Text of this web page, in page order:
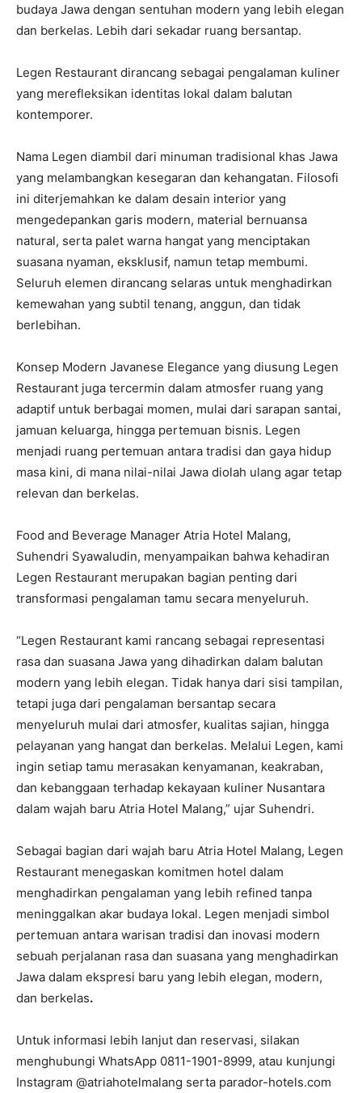
budaya Jawa dengan sentuhan modern yang lebih elegan
dan berkelas. Lebih dari sekadar ruang bersantap.
Legen Restaurant dirancang sebagai pengalaman kuliner
yang merefleksikan identitas lokal dalam balutan
kontemporer.
Nama Legen diambil dari minuman tradisional khas Jawa
yang melambangkan kesegaran dan kehangatan. Filosofi
ini diterjemahkan ke dalam desain interior yang
mengedepankan garis modern, material bernuansa
natural, serta palet warna hangat yang menciptakan
suasana nyaman, eksklusif, namun tetap membumi.
Seluruh elemen dirancang selaras untuk menghadirkan
kemewahan yang subtil tenang, anggun, dan tidak
berlebihan.
Konsep Modern Javanese Elegance yang diusung Legen
Restaurant juga tercermin dalam atmosfer ruang yang
adaptif untuk berbagai momen, mulai dari sarapan santai,
jamuan keluarga, hingga pertemuan bisnis. Legen
menjadi ruang pertemuan antara tradisi dan gaya hidup
masa kini, di mana nilai-nilai Jawa diolah ulang agar tetap
relevan dan berkelas.
Food and Beverage Manager Atria Hotel Malang,
Suhendri Syawaludin, menyampaikan bahwa kehadiran
Legen Restaurant merupakan bagian penting dari
transformasi pengalaman tamu secara menyeluruh.
“Legen Restaurant kami rancang sebagai representasi
rasa dan suasana Jawa yang dihadirkan dalam balutan
modern yang lebih elegan. Tidak hanya dari sisi tampilan,
tetapi juga dari pengalaman bersantap secara
menyeluruh mulai dari atmosfer, kualitas sajian, hingga
pelayanan yang hangat dan berkelas. Melalui Legen, kami
ingin setiap tamu merasakan kenyamanan, keakraban,
dan kebanggaan terhadap kekayaan kuliner Nusantara
dalam wajah baru Atria Hotel Malang,” ujar Suhendri.
Sebagai bagian dari wajah baru Atria Hotel Malang, Legen
Restaurant menegaskan komitmen hotel dalam
menghadirkan pengalaman yang lebih refined tanpa
meninggalkan akar budaya lokal. Legen menjadi simbol
pertemuan antara warisan tradisi dan inovasi modern
sebuah perjalanan rasa dan suasana yang menghadirkan
Jawa dalam ekspresi baru yang lebih elegan, modern,
dan berkelas.
Untuk informasi lebih lanjut dan reservasi, silakan
menghubungi WhatsApp 0811-1901-8999, atau kunjungi
Instagram @atriahotelmalang serta parador-hotels.com